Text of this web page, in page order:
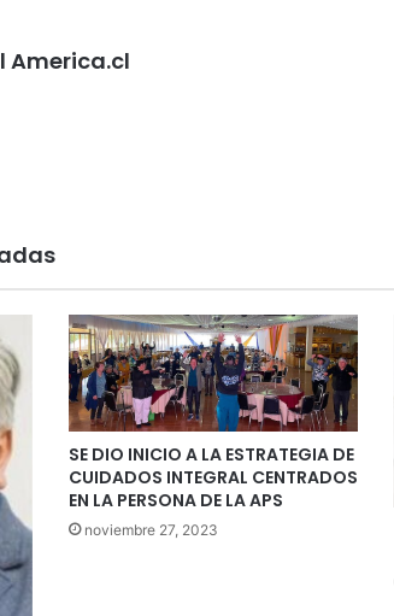
America.cl
SE DIO INICIO A LA ESTRATEGIA DE
CUIDADOS INTEGRAL CENTRADOS
EN LA PERSONA DE LA APS
noviembre 27, 2023